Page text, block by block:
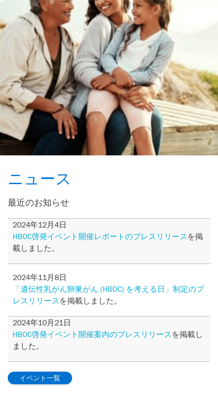
ニュース
最近のお知らせ
2024年12月4日
HBOC啓発イベント開催レポートのプレスリリース を掲
載しました。
2024年11月8日
「遺伝性乳がん卵巣がん (HBOC) を考える日」制定のプ
レスリリース を掲載しました。
2024年10月21日
HBOC啓発イベント開催案内のプレスリリース を掲載し
ました。
イベント一覧